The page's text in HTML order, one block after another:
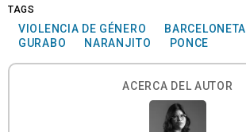
TAGS
VIOLENCIA DE GÉNERO BARCELONETA
GURABO
NARANJITO PONCE
ACERCA DEL AUTOR